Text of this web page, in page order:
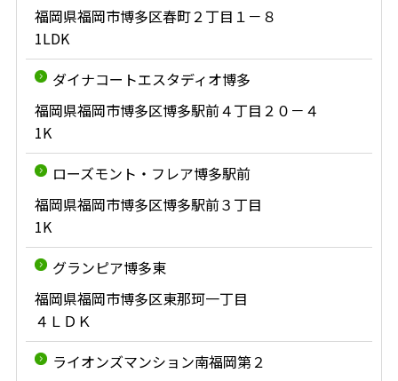
福岡県福岡市博多区春町２丁目１－８
1LDK
ダイナコートエスタディオ博多
福岡県福岡市博多区博多駅前４丁目２０－４
1K
ローズモント・フレア博多駅前
福岡県福岡市博多区博多駅前３丁目
1K
グランピア博多東
福岡県福岡市博多区東那珂一丁目
４ＬＤＫ
ライオンズマンション南福岡第２